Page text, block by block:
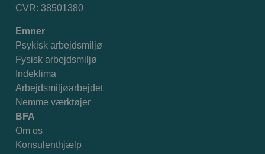
CVR: 38501380
Emner
Psykisk arbejdsmiljø
Fysisk arbejdsmiljø
Indeklima
Arbejdsmiljøarbejdet
Nemme værktøjer
BFA
Om os
Konsulenthjælp